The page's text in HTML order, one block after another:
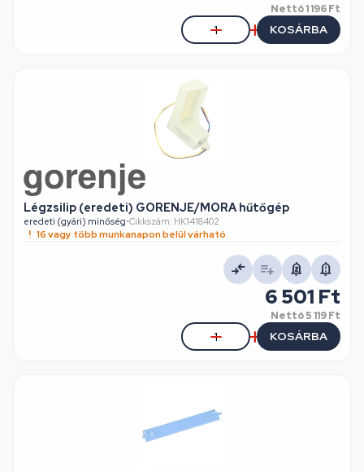
Nettó1 196 Ft
KOSÁRBA
Légzsilip (eredeti) GORENJE/MORA hűtőgép
eredeti (gyári) minőség•Cikkszám: HK1418402
16 vagy több munkanapon belül várható
6 501 Ft
Nettó5 119 Ft
KOSÁRBA